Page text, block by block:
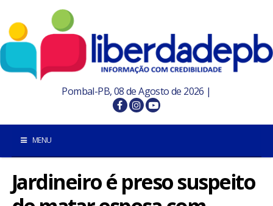
Pombal-PB, 08 de Agosto de 2026 |
MENU
INÍCIO
Jardineiro é preso suspeito